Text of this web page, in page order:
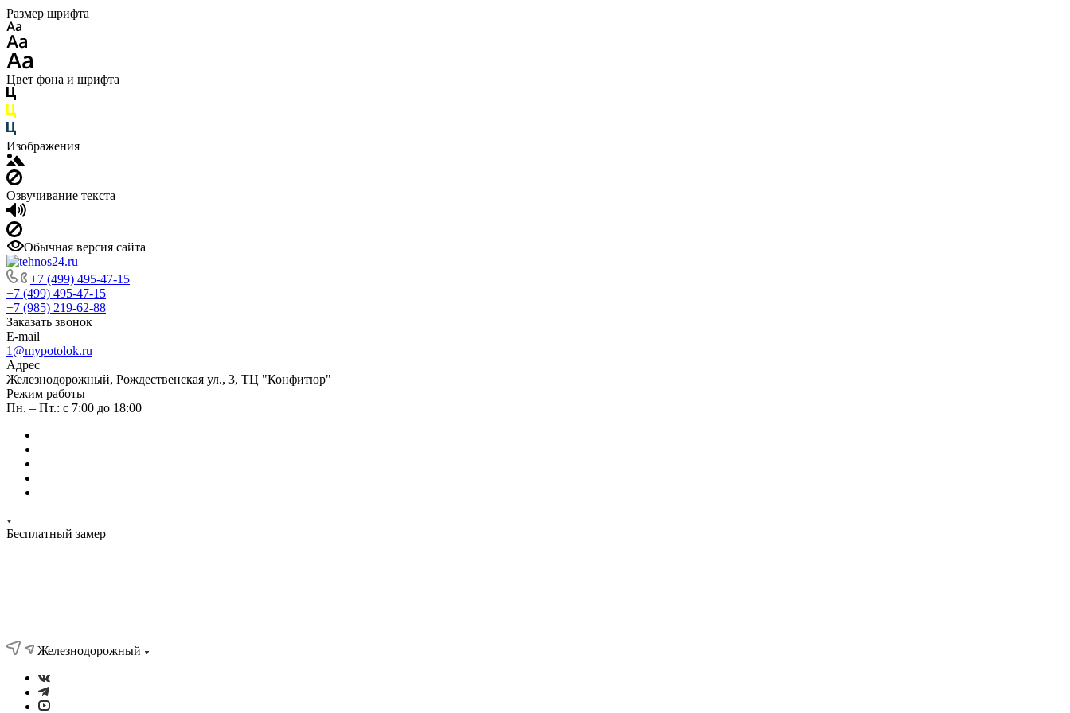
Размер шрифта
Цвет фона и шрифта
Изображения
Озвучивание текста
Обычная версия сайта
+7 (499) 495-47-15
+7 (499) 495-47-15
+7 (985) 219-62-88
Заказать звонок
E-mail
1@mypotolok.ru
Адрес
Железнодорожный, Рождественская ул., 3, ТЦ "Конфитюр"
Режим работы
Пн. – Пт.: с 7:00 до 18:00
Бесплатный замер
Железнодорожный